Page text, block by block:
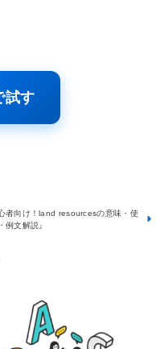
試す
心者向け！land resourcesの意味・使
例文解説』